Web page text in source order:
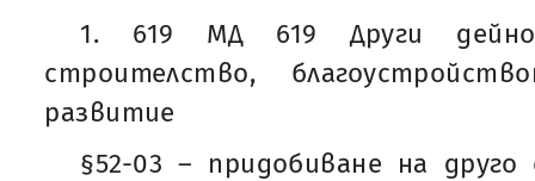
1. 619 МД 619 Други
строителство,
развитие
§52-03 – придобиване на